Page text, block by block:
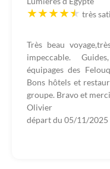
très
Très beau
impeccable.
équipages des
Bons hôtels et
groupe. Bravo et
Olivier
départ du 05/11/2025